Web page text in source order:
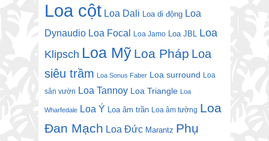
Loa cột Loa Dali Loa di động Loa
Dynaudio Loa Focal Loa Jamo Loa JBL Loa
Klipsch Loa Mỹ Loa Pháp Loa
siêu trầm Loa Sonus Faber Loa surround Loa
sân vườn Loa Tannoy Loa Triangle Loa
Wharfedale Loa Ý Loa âm trần Loa âm tường Loa
Đan Mạch Loa Đức Marantz Phụ